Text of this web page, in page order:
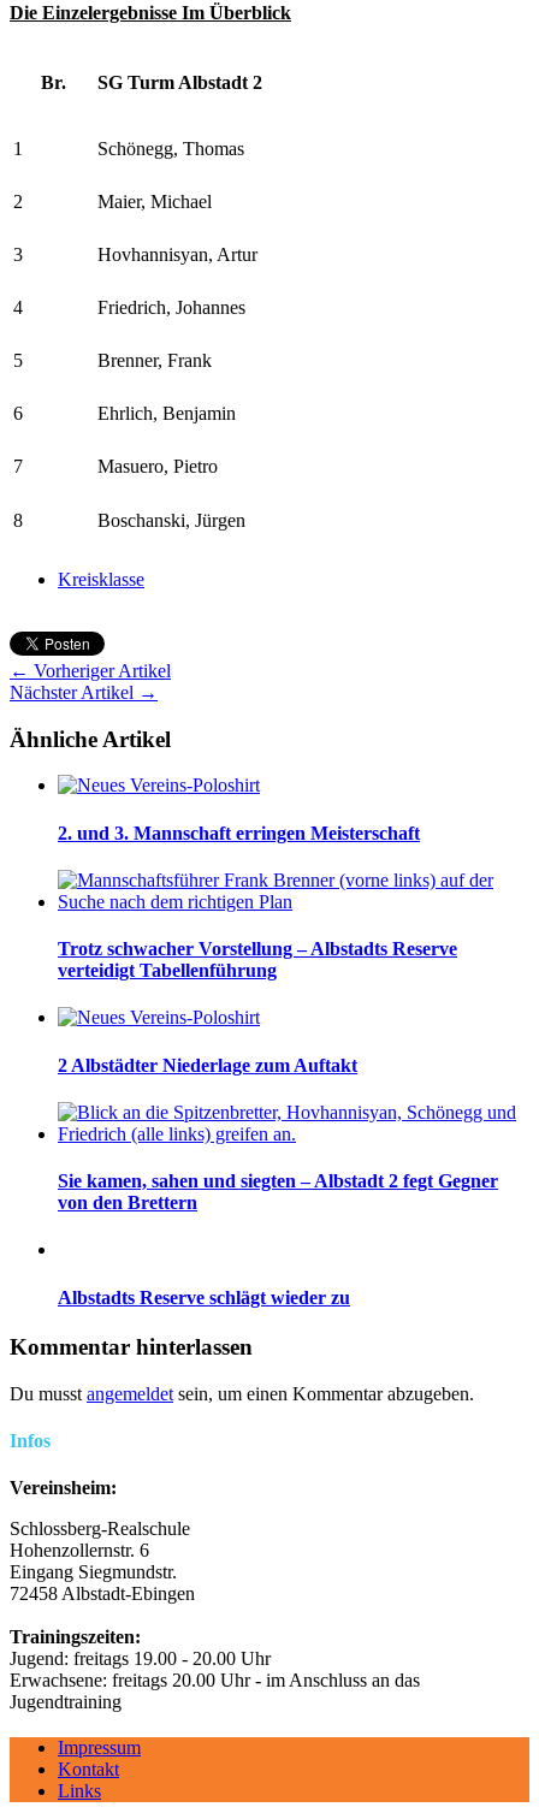
Die Einzelergebnisse Im Überblick
Br. SG Turm Albstadt 2
1 Schönegg, Thomas
2 Maier, Michael
3 Hovhannisyan, Artur
4 Friedrich, Johannes
5 Brenner, Frank
6 Ehrlich, Benjamin
7 Masuero, Pietro
8 Boschanski, Jürgen
Kreisklasse
← Vorheriger Artikel
Nächster Artikel →
Ähnliche Artikel
2. und 3. Mannschaft erringen Meisterschaft
Trotz schwacher Vorstellung – Albstadts Reserve
verteidigt Tabellenführung
2 Albstädter Niederlage zum Auftakt
Sie kamen, sahen und siegten – Albstadt 2 fegt Gegner
von den Brettern
Albstadts Reserve schlägt wieder zu
Kommentar hinterlassen
Du musst angemeldet sein, um einen Kommentar abzugeben.
Infos
Vereinsheim:
Schlossberg-Realschule
Hohenzollernstr. 6
Eingang Siegmundstr.
72458 Albstadt-Ebingen
Trainingszeiten:
Jugend: freitags 19.00 - 20.00 Uhr
Erwachsene: freitags 20.00 Uhr - im Anschluss an das
Jugendtraining
Impressum
Kontakt
Links